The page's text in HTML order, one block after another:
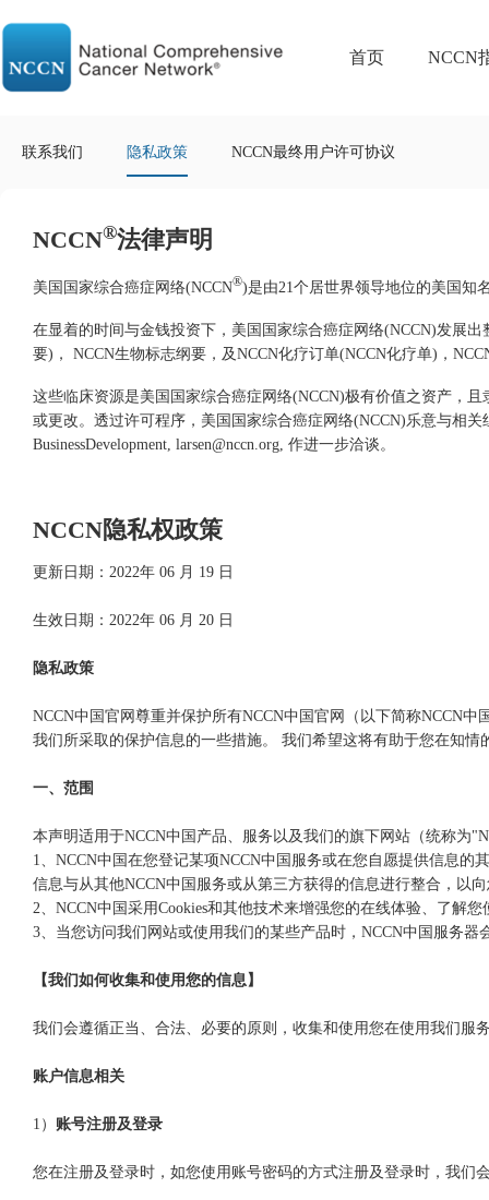
首页 NCCN
联系我们 隐私政策 NCCN最终用户许可协议
NCCN®法律声明
美国国家综合癌症网络(NCCN®)是由21个居世界领导地位的美国知
在显着的时间与金钱投资下，美国国家综合癌症网络(NCCN)发展
要)， NCCN生物标志纲要，及NCCN化疗订单(NCCN化疗单)，
这些临床资源是美国国家综合癌症网络(NCCN)极有价值之资产，
或更改。透过许可程序，美国国家综合癌症网络(NCCN)乐意与相关
BusinessDevelopment, larsen@nccn.org, 作进一步洽谈。
NCCN隐私权政策
更新日期：2022年 06 月 19 日
生效日期：2022年 06 月 20 日
隐私政策
NCCN中国官网尊重并保护所有NCCN中国官网（以下简称NCCN
我们所采取的保护信息的一些措施。 我们希望这将有助于您在知
一、范围
本声明适用于NCCN中国产品、服务以及我们的旗下网站（统称为
1、NCCN中国在您登记某项NCCN中国服务或在您自愿提供信息
信息与从其他NCCN中国服务或从第三方获得的信息进行整合，以
2、NCCN中国采用Cookies和其他技术来增强您的在线体验、了解
3、当您访问我们网站或使用我们的某些产品时，NCCN中国服务器
【我们如何收集和使用您的信息】
我们会遵循正当、合法、必要的原则，收集和使用您在使用我们服
账户信息相关
1） 账号注册及登录
您在注册及登录时，如您使用账号密码的方式注册及登录时，我们